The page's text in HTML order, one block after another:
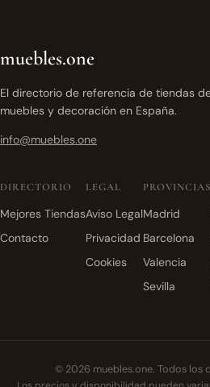
muebles.one
El directorio de referencia de tiendas
muebles y decoración en España.
info@muebles.one
DIRECTORIO
Mejores Tiendas
Contacto
LEGAL
Aviso Legal
Privacidad
Cookies
PROVINCIAS
Madrid
Barcelona
Valencia
Sevilla
© 2026 muebles.one. Todos los